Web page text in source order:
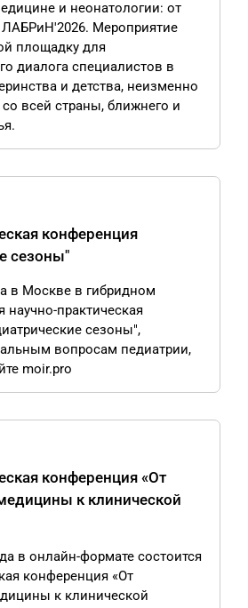
и неонатологии: от
ЛАБРиН'2026. Мероприятие
площадку для
диалога специалистов в
и детства, неизменно
всей страны, ближнего и
конференция
сезоны"
в Москве в гибридном
научно-практическая
сезоны",
вопросам педиатрии,
moir.pro
конференция «От
к клинической
в онлайн-формате состоится
конференция «От
к клинической